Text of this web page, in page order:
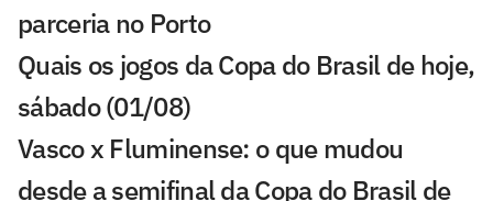
parceria no Porto
Quais os jogos da Copa do Brasil de hoje,
sábado (01/08)
Vasco x Fluminense: o que mudou
desde a semifinal da Copa do Brasil de